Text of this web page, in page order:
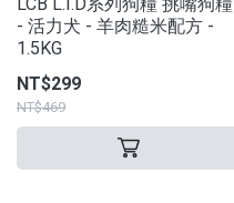
- 活力犬 - 羊肉糙米配方 -
1.5KG
NT$299
NT$469